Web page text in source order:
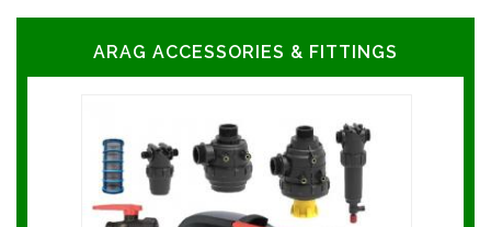
ARAG ACCESSORIES & FITTINGS